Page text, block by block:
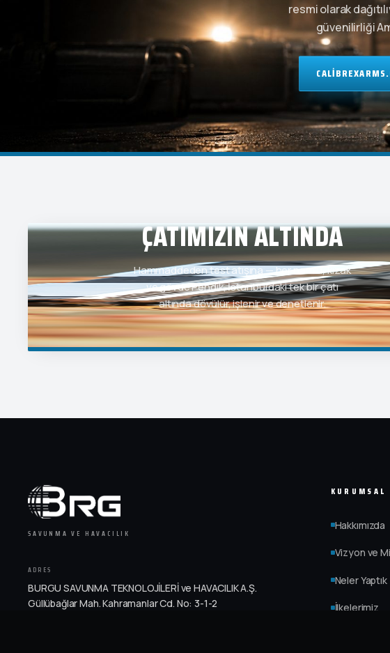
resmi olarak
güvenilirliği
ÇATIMIZIN ALTINDA
Hammaddeden test atışına — her namlu, kızak
ve gövde Pendik, İstanbul'daki tek bir çatı
altında dövülür, işlenir ve denetlenir.
SAVUNMA VE HAVACILIK
ADRES
BURGU SAVUNMA TEKNOLOJİLERİ ve HAVACILIK A.Ş.
Güllübağlar Mah. Kahramanlar Cd. No: 3-1-2
KURUMSAL
Hakkımızda
Vizyon ve
Neler Yaptık
İlkelerimiz